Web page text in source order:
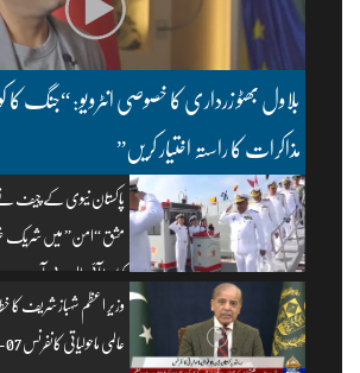
بلاول بھٹو زرداری کا خصوصی انٹرویو: “جنگ کا
مذاکرات کا راستہ اختیار کریں”
پاکستان نیوی کے چیف نے
مشق “امن” میں شریک
کیا۔ | آئی ایس پی آر
وزیرِ اعظم شہباز شریف کا
عالمی ماحولیاتی کانفرنس 07-02-2025